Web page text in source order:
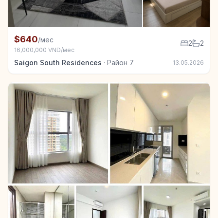
Квартира в аренду в Район 7, 2 спал.
$640/мес
16,000,000 VND/мес
2 2
Saigon South Residences · Район 7 13.05.2026